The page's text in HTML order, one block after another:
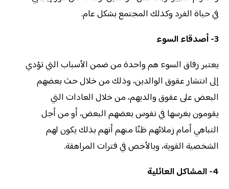
في حياة الفرد وكذلك المجتمع بشكل عام.
3- أصدقاء السوء
يعتبر رفاق السوء هم واحدة من ضمن الأسباب التي تؤدي
إلى انتشار عقوق الوالدين، وذلك من خلال حث بعضهم
البعض على عقوق والديهم، من خلال العادات التي
يقومون بغرسها في نفوس بعضهم البعض، أو من أجل
التباهي أمام زملائهم ظنًا منهم أنهم بذلك يكون لهم
الشخصية القوية، وبالأخص في فترات المراهقة.
4- المشاكل العائلية